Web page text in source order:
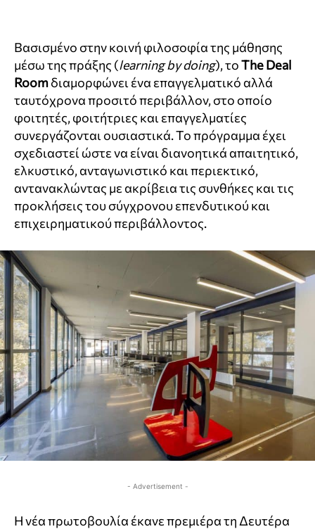
Βασισμένο στην κοινή φιλοσοφία της μάθησης
μέσω της πράξης (learning by doing), τοThe Deal
Roomδιαμορφώνει ένα επαγγελματικό αλλά
ταυτόχρονα προσιτό περιβάλλον, στο οποίο
φοιτητές, φοιτήτριες και επαγγελματίες
συνεργάζονται ουσιαστικά. Το πρόγραμμα έχει
σχεδιαστεί ώστε να είναι διανοητικά απαιτητικό,
ελκυστικό, ανταγωνιστικό και περιεκτικό,
αντανακλώντας με ακρίβεια τις συνθήκες και τις
προκλήσεις του σύγχρονου επενδυτικού και
επιχειρηματικού περιβάλλοντος.
- Advertisement -
Η νέα πρωτοβουλία έκανε πρεμιέρα τη Δευτέρα